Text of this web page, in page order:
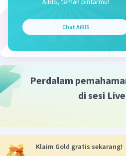
larutan tetap netral.
Langkah 2 Menentukan
Karena NaCl tidak
Chat AiRIS
Perdalam
di sesi
Klaim Gold gratis sekarang!